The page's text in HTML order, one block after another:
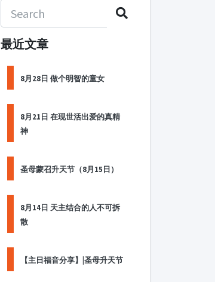
最近文章
8月28日 做个明智的童女
8月21日 在现世活出爱的真精
神
圣母蒙召升天节（8月15日）
8月14日 天主结合的人不可拆
散
【主日福音分享】|圣母升天节